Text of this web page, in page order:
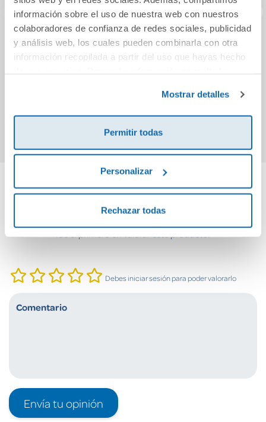
información sobre el uso de nuestra web con nuestros
colaboradores de confianza de redes sociales, publicidad
y análisis web, los cuales pueden combinarla con otra
información recopilada a partir del uso que hayas hecho
Mostrar detalles
Permitir todas
Personalizar
Rechazar todas
El fantasma de la
casa de al lado
Comprar
La familia Rimaldi
10,95€
Comprar
Cuéntanos tu opinión
Debes iniciar sesión para poder valorarlo
Envía tu opinión